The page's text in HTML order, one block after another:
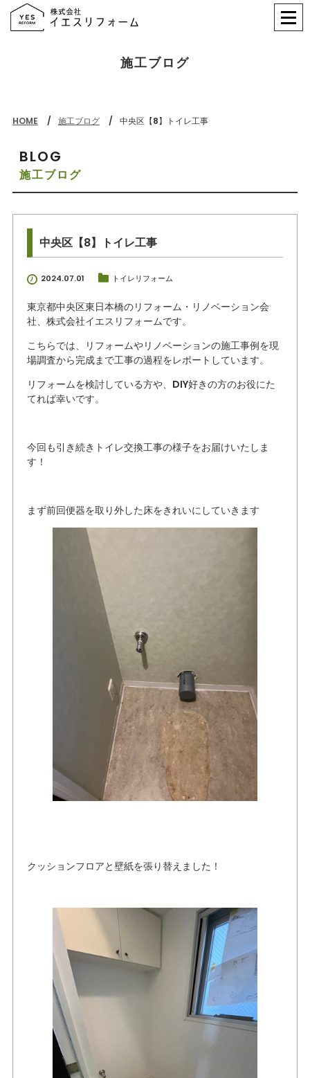
施工ブログ
HOME 施工ブログ 中央区【8】トイレ工事
BLOG
施工ブログ
中央区【8】トイレ工事
2024.07.01 トイレリフォーム
東京都中央区東日本橋のリフォーム・リノベーション会
社、株式会社イエスリフォームです。
こちらでは、リフォームやリノベーションの施工事例を現
場調査から完成まで工事の過程をレポートしています。
リフォームを検討している方や、DIY好きの方のお役にた
てれば幸いです。
今回も引き続きトイレ交換工事の様子をお届けいたしま
す！
まず前回便器を取り外した床をきれいにしていきます
クッションフロアと壁紙を張り替えました！